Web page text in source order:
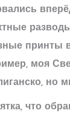
принты
моя
но
что